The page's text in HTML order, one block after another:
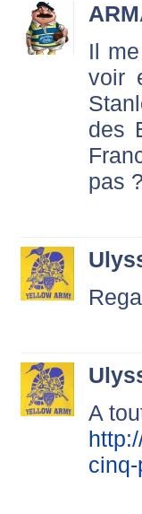
Il
voir
des
pas
A